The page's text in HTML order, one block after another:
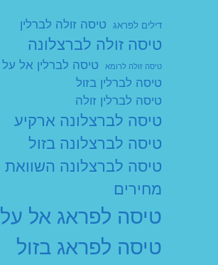
דילים לפראג טיסה זולה לברלין
טיסה זולה לברצלונה
טיסה זולה לרומא
טיסה לברלין אל על
טיסה לברלין בזול
טיסה לברלין זולה
טיסה לברצלונה ארקיע
טיסה לברצלונה בזול
טיסה לברצלונה השוואת
מחירים
טיסה לפראג אל על
טיסה לפראג בזול